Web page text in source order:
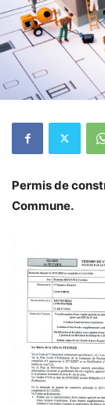
Permis de
Commune.